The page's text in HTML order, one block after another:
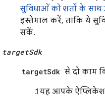
सुविधाओं को शर्तों के साथ
इस्तेमाल करें, ताकि ये
सकें.
targetSdk
targetSdk से दो काम
यह आपके